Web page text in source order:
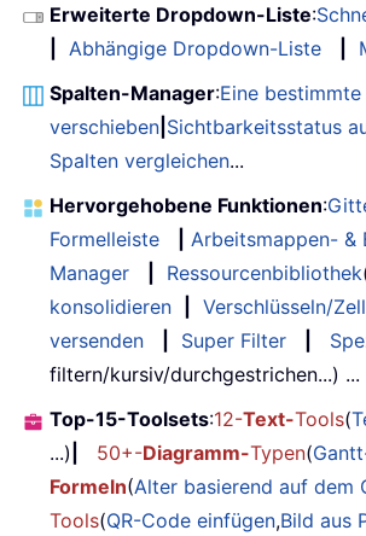
Erweiterte Dropdown-Liste:
Abhängige Dropdown-Liste
Spalten-Manager:Eine
verschieben Sichtbarkeitsstatus
Spalten vergleichen...
Hervorgehobene Funktionen:
Formelleiste
Arbeitsmappen- &
Manager
Ressourcenbibliothek
konsolidieren
Verschlüsseln/
versenden
Super Filter
filtern/kursiv/durchgestrichen...) ...
Top-15-Toolsets:12-Text-Tools(
...)
50+-Diagramm-Typen(
Formeln(Alter basierend auf dem
Tools(QR-Code einfügen,Bild aus